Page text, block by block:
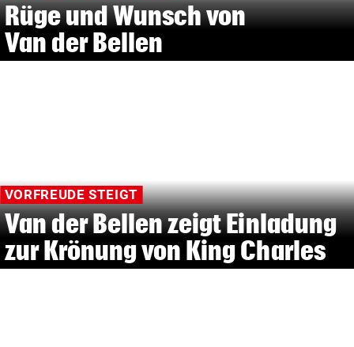
Rüge und Wunsch von
Van der Bellen
VORFREUDE STEIGT
Van der Bellen zeigt Einladung
zur Krönung von King Charles